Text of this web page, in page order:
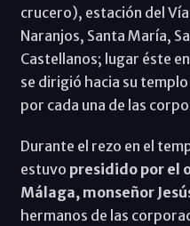
crucero), estación del
Naranjos, Santa María,
Castellanos; lugar éste
se dirigió hacia su
por cada una de las
Durante el rezo en el
estuvo presidido por el
Málaga, monseñor
hermanos de las